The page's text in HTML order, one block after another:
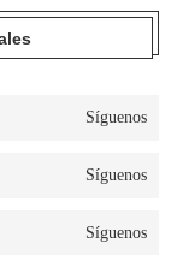
Síguenos
Síguenos
Síguenos